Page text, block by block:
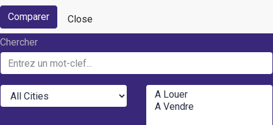
Comparer
Close
Chercher